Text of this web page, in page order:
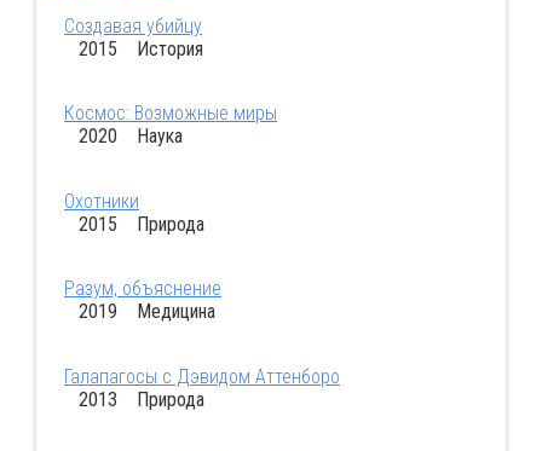
Создавая убийцу
2015 История
Космос: Возможные миры
2020 Наука
Охотники
2015 Природа
Разум, объяснение
2019 Медицина
Галапагосы с Дэвидом Аттенборо
2013 Природа